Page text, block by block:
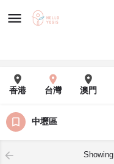
香港 台灣 澳門
中壢區
Showing